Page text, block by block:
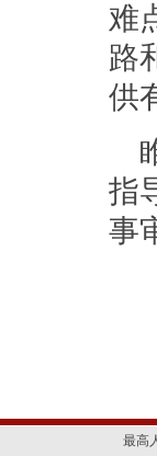
难
路
供
指
事
最高